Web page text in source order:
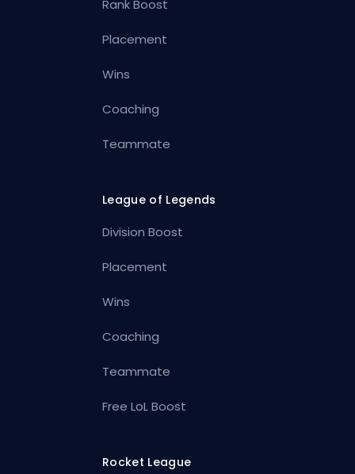
Rank Boost
Placement
Wins
Coaching
Teammate
League of Legends
Division Boost
Placement
Wins
Coaching
Teammate
Free LoL Boost
Rocket League